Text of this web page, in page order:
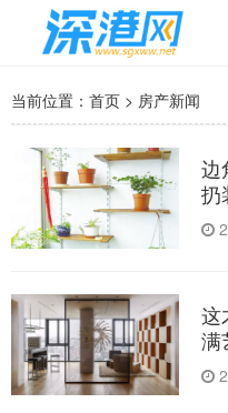
当前位置： 首页 > 房产新闻
边
扔
这
满